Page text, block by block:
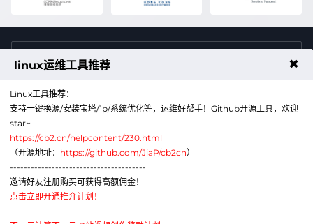
售前咨询热线
公众号
linux运维工具推荐 ✖
Linux工具推荐：
支持一键换源/安装宝塔/1p/系统优化等，运维好帮手！Github开源工具，欢迎
star~
https://cb2.cn/helpcontent/230.html
（开源地址： https://github.com/JiaP/cb2cn）
---------------------------------------
邀请好友注册购买可获得高额佣金！
点击立即开通推介计划！